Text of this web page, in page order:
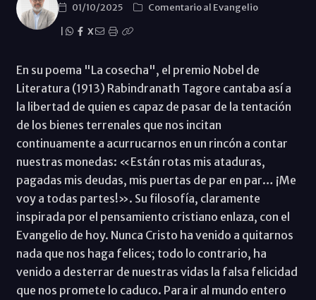
01/10/2025
Comentario al Evangelio
X
En su poema "La cosecha", el premio Nobel de
Literatura (1913) Rabindranath Tagore cantaba así a
la libertad de quien es capaz de pasar de la tentación
de los bienes terrenales que nos incitan
continuamente a acurrucarnos en un rincón a contar
nuestras monedas: «Están rotas mis ataduras,
pagadas mis deudas, mis puertas de par en par… ¡Me
voy a todas partes!». Su filosofía, claramente
inspirada por el pensamiento cristiano enlaza, con el
Evangelio de hoy. Nunca Cristo ha venido a quitarnos
nada que nos haga felices; todo lo contrario, ha
venido a desterrar de nuestras vidas la falsa felicidad
que nos promete lo caduco. Para ir al mundo entero